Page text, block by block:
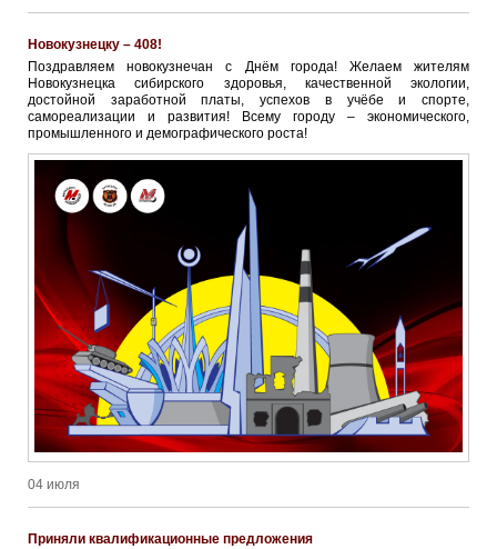
Новокузнецку – 408!
Поздравляем новокузнечан с Днём города! Желаем жителям
Новокузнецка сибирского здоровья, качественной экологии,
достойной заработной платы, успехов в учёбе и спорте,
самореализации и развития! Всему городу – экономического,
промышленного и демографического роста!
04 июля
Приняли квалификационные предложения